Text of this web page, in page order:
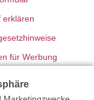
erklären
für Werbung